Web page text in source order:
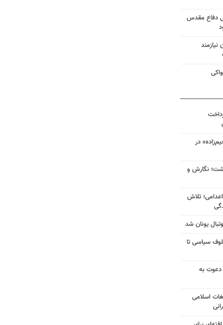
دفاع مقدس
در
نگارش و
تلاش
یونان شد
سیاسی تا
دعوت به
اسلامی